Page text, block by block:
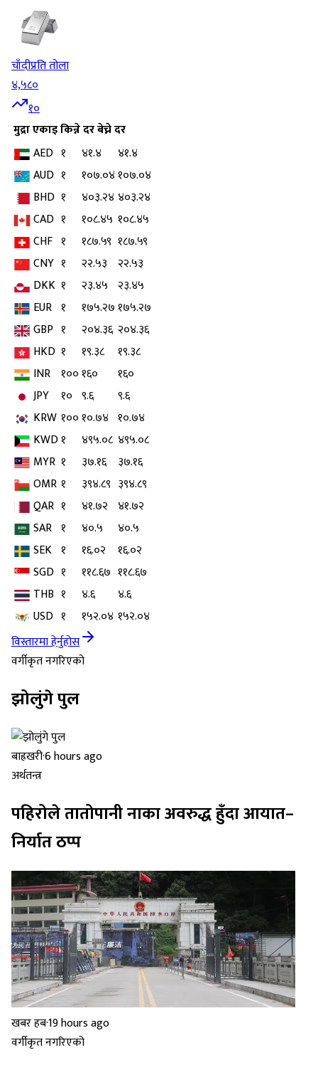
चाँदीप्रति तोला
४,५८०
१०
मुद्राएकाइकिन्ने दरबेच्ने दर
AED १ ४१.४
४१.४
AUD १ १०७.०४१०७.०४
BHD १ ४०३.२४ ४०३.२४
CAD १ १०८.४५ १०८.४५
CHF १ १८७.५९ १८७.५९
CNY १ २२.५३
२२.५३
DKK १ २३.४५ २३.४५
EUR १ १७५.२७१७५.२७
GBP १ २०४.३६ २०४.३६
HKD १ १९.३८
१९.३८
INR १००१६०
१६०
JPY
१० ९.६
९.६
KRW १००१०.७४ १०.७४
KWD१ ४९५.०८ ४९५.०८
MYR १ ३७.१६
३७.१६
OMR १ ३९४.८९ ३९४.८९
QAR १ ४१.७२ ४१.७२
SAR १ ४०.५
४०.५
SEK १ १६.०२
१६.०२
SGD १ ११८.६७ ११८.६७
THB १ ४.६
४.६
USD १ १५२.०४ १५२.०४
विस्तारमा हेर्नुहोस
वर्गीकृत नगरिएको
झोलुंगे पुल
बाह्रखरी·6 hours ago
अर्थतन्त्र
पहिरोले तातोपानी नाका अवरुद्ध हुँदा आयात–
निर्यात ठप्प
खबर हब·19 hours ago
वर्गीकृत नगरिएको